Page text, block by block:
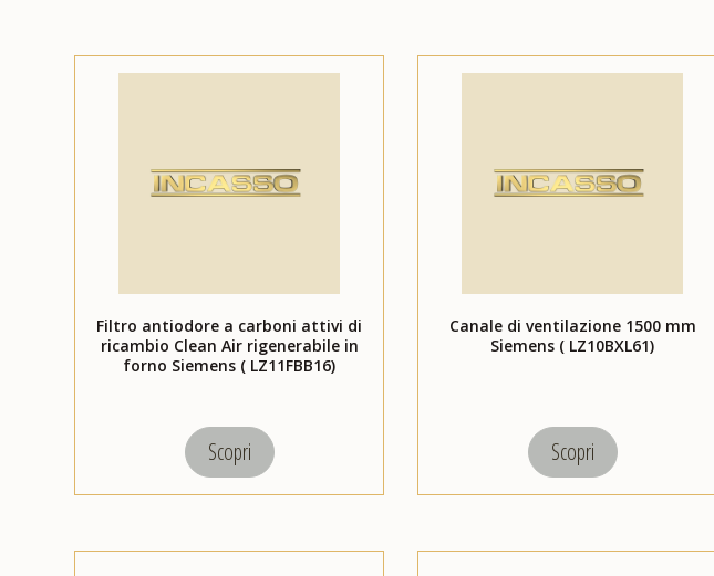
Filtro antiodore a carboni attivi di
ricambio Clean Air rigenerabile in
forno Siemens ( LZ11FBB16)
Scopri
Canale di ventilazione 1500 mm
Siemens ( LZ10BXL61)
Scopri